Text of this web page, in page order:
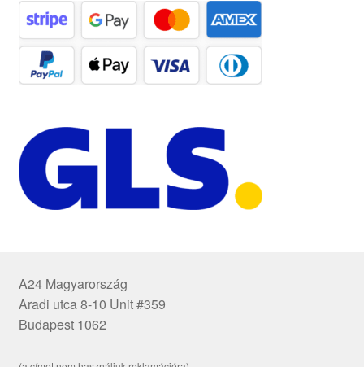
A24 Magyarország
Aradi utca 8-10 Unit #359
Budapest 1062